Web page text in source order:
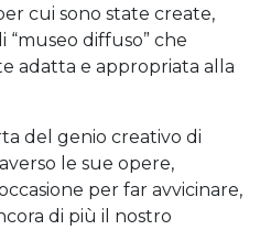
cui sono state create,
“museo diffuso” che
adatta e appropriata alla
del genio creativo di
le sue opere,
per far avvicinare,
di più il nostro